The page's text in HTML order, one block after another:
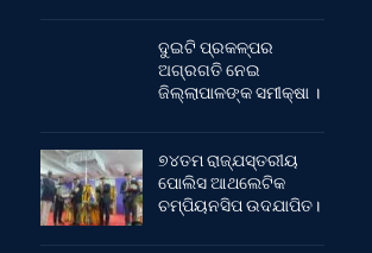
ଦୁଇଟି ପ୍ରକଳ୍ପର
ଅଗ୍ରଗତି ନେଇ
ଜିଲ୍ଲାପାଳଙ୍କ ସମୀକ୍ଷା ।
୭୪ତମ ରାଜ୍ଯସ୍ତରୀୟ
ପୋଲିସ ଆଥଲେଟିକ
ଚମ୍ପିୟନସିପ ଉଦଯାପିତ।